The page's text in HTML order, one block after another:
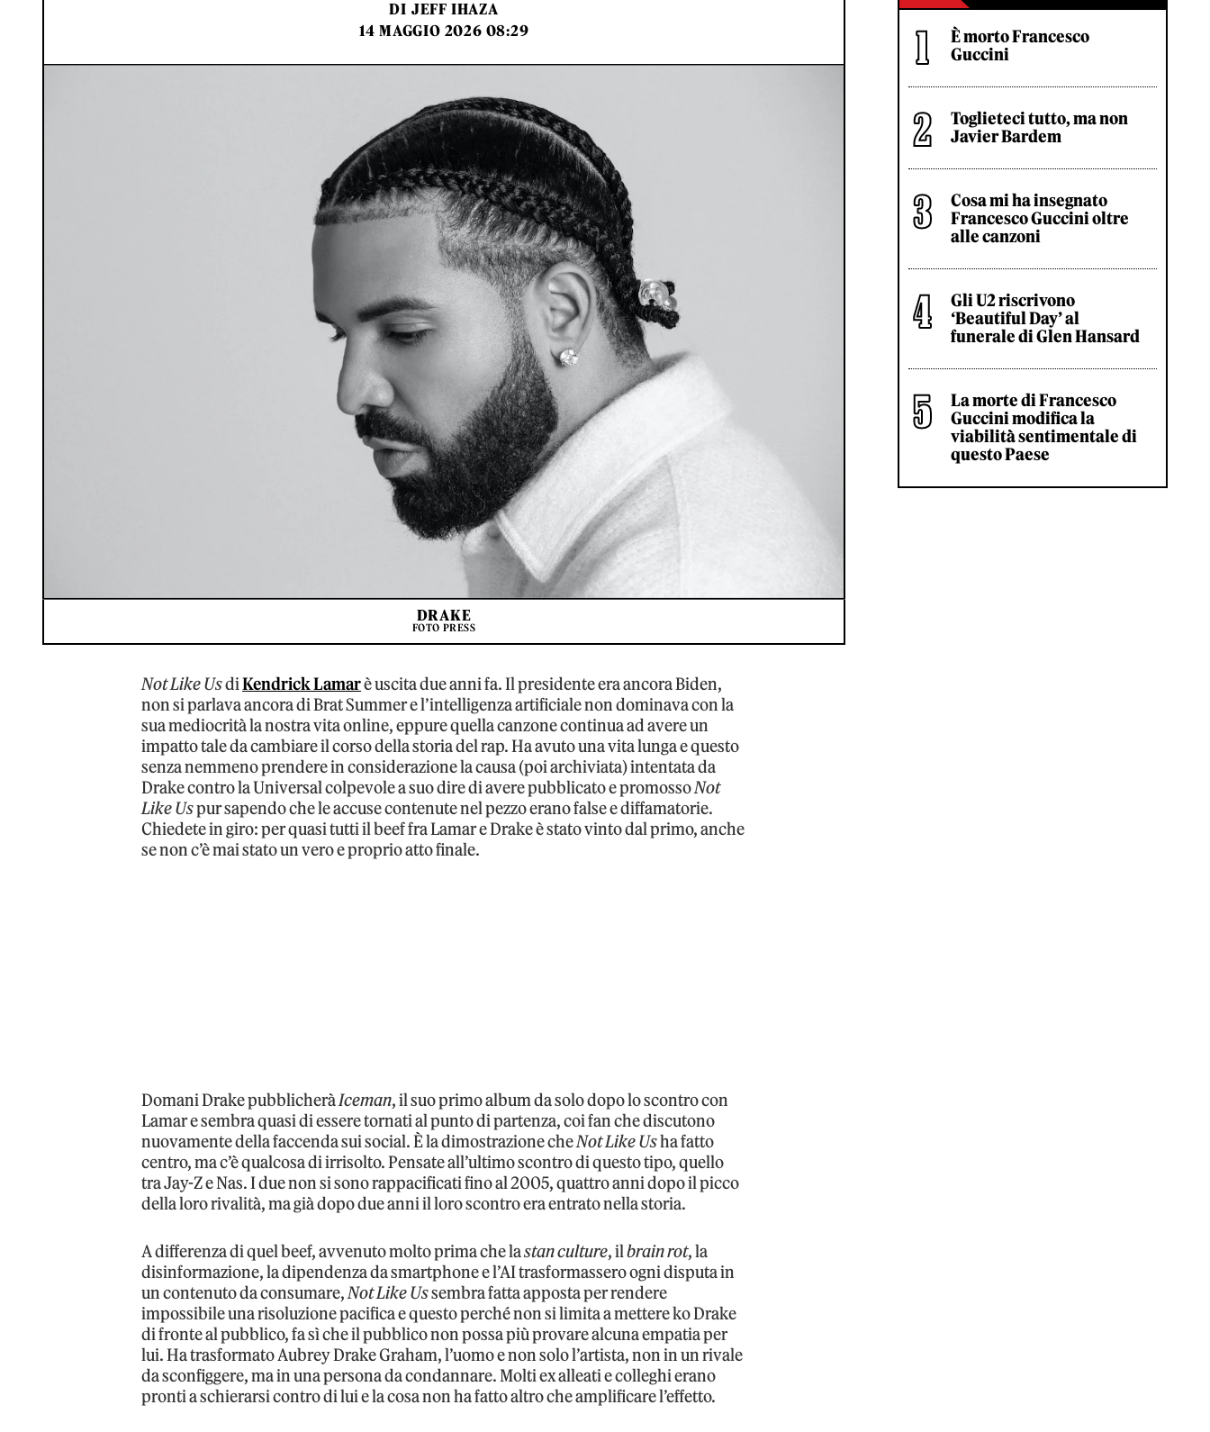
DI JEFF IHAZA
14 MAGGIO 2026 08:29
DRAKE
FOTO PRESS
Not Like UsdiKendrick Lamarè uscita due anni fa. Il presidente era ancora Biden,
non si parlava ancora di Brat Summer e l’intelligenza artificiale non dominava con la
sua mediocrità la nostra vita online, eppure quella canzone continua ad avere un
impatto tale da cambiare il corso della storia del rap. Ha avuto una vita lunga e questo
senza nemmeno prendere in considerazione la causa (poi archiviata) intentata da
Drake contro la Universal colpevole a suo dire di avere pubblicato e promossoNot
Like Uspur sapendo che le accuse contenute nel pezzo erano false e diffamatorie.
Chiedete in giro: per quasi tutti il beef fra Lamar e Drake è stato vinto dal primo, anche
se non c’è mai stato un vero e proprio atto finale.
Domani Drake pubblicheràIceman, il suo primo album da solo dopo lo scontro con
Lamar e sembra quasi di essere tornati al punto di partenza, coi fan che discutono
nuovamente della faccenda sui social. È la dimostrazione cheNot Like Usha fatto
centro, ma c’è qualcosa di irrisolto. Pensate all’ultimo scontro di questo tipo, quello
tra Jay-Z e Nas. I due non si sono rappacificati fino al 2005, quattro anni dopo il picco
della loro rivalità, ma già dopo due anni il loro scontro era entrato nella storia.
A differenza di quel beef, avvenuto molto prima che lastan culture, ilbrain rot, la
disinformazione, la dipendenza da smartphone e l’AI trasformassero ogni disputa in
un contenuto da consumare,Not Like Ussembra fatta apposta per rendere
impossibile una risoluzione pacifica e questo perché non si limita a mettere ko Drake
di fronte al pubblico, fa sì che il pubblico non possa più provare alcuna empatia per
lui. Ha trasformato Aubrey Drake Graham, l’uomo e non solo l’artista, non in un rivale
da sconfiggere, ma in una persona da condannare. Molti ex alleati e colleghi erano
pronti a schierarsi contro di lui e la cosa non ha fatto altro che amplificare l’effetto.
È morto Francesco
Guccini
Toglieteci tutto, ma non
Javier Bardem
Cosa mi ha insegnato
Francesco Guccini oltre
alle canzoni
Gli U2 riscrivono
‘Beautiful Day’ al
funerale di Glen Hansard
La morte di Francesco
Guccini modifica la
viabilità sentimentale di
questo Paese